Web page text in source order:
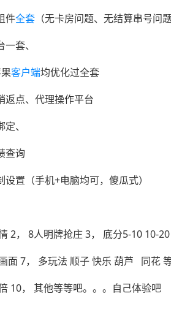
件全套 （无卡房问题、无结算串号问
套、
客户端均优化过全套
返点、代理操作平台
、
查询
设置（手机+电脑均可，傻瓜式）
2， 8人明牌抢庄 3， 底分5-10 10-
面 7， 多玩法 顺子 快乐 葫芦 同花
10， 其他等等吧。。。自己体验吧